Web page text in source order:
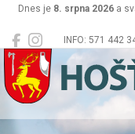
INFO: 571 442
Dnes je 8. srpna 2026 a
Hošťálková